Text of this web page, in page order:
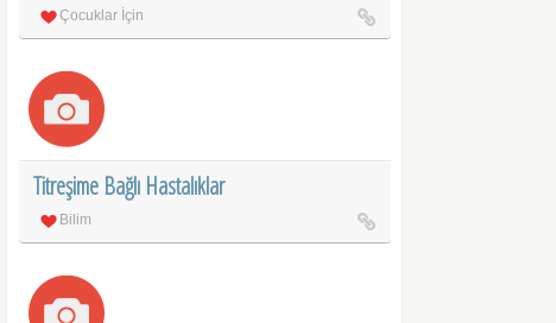
Çocuklar İçin
Titreşime Bağlı Hastalıklar
Bilim